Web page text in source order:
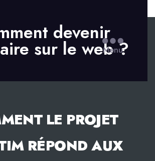
devenir
sur le web ?
Menu
LE PROJET
RÉPOND AUX